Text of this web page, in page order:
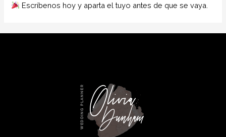
Escríbenos hoy y aparta el tuyo antes de que se vaya.